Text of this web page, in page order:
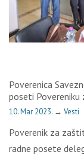
Poverenica
poseti
10. Mar 2023. → Vesti
Poverenik za
radne posete